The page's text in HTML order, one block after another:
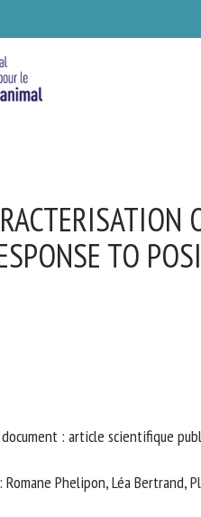
TO
: article scientifique
Romane Phelipon, Léa Bertrand,